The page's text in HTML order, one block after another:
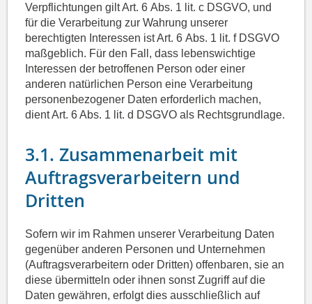
Verpflichtungen gilt Art. 6 Abs. 1 lit. c DSGVO, und
für die Verarbeitung zur Wahrung unserer
berechtigten Interessen ist Art. 6 Abs. 1 lit. f DSGVO
maßgeblich. Für den Fall, dass lebenswichtige
Interessen der betroffenen Person oder einer
anderen natürlichen Person eine Verarbeitung
personenbezogener Daten erforderlich machen,
dient Art. 6 Abs. 1 lit. d DSGVO als Rechtsgrundlage.
3.1. Zusammenarbeit mit
Auftragsverarbeitern und
Dritten
Sofern wir im Rahmen unserer Verarbeitung Daten
gegenüber anderen Personen und Unternehmen
(Auftragsverarbeitern oder Dritten) offenbaren, sie an
diese übermitteln oder ihnen sonst Zugriff auf die
Daten gewähren, erfolgt dies ausschließlich auf